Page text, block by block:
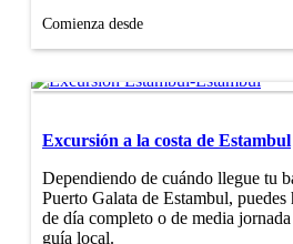
Comienza desde
Excursión a la costa de Estambul
Dependiendo de cuándo llegue tu
Puerto Galata de Estambul,
de día completo o de media
guía local.